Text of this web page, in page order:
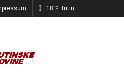
18 °C Tutin